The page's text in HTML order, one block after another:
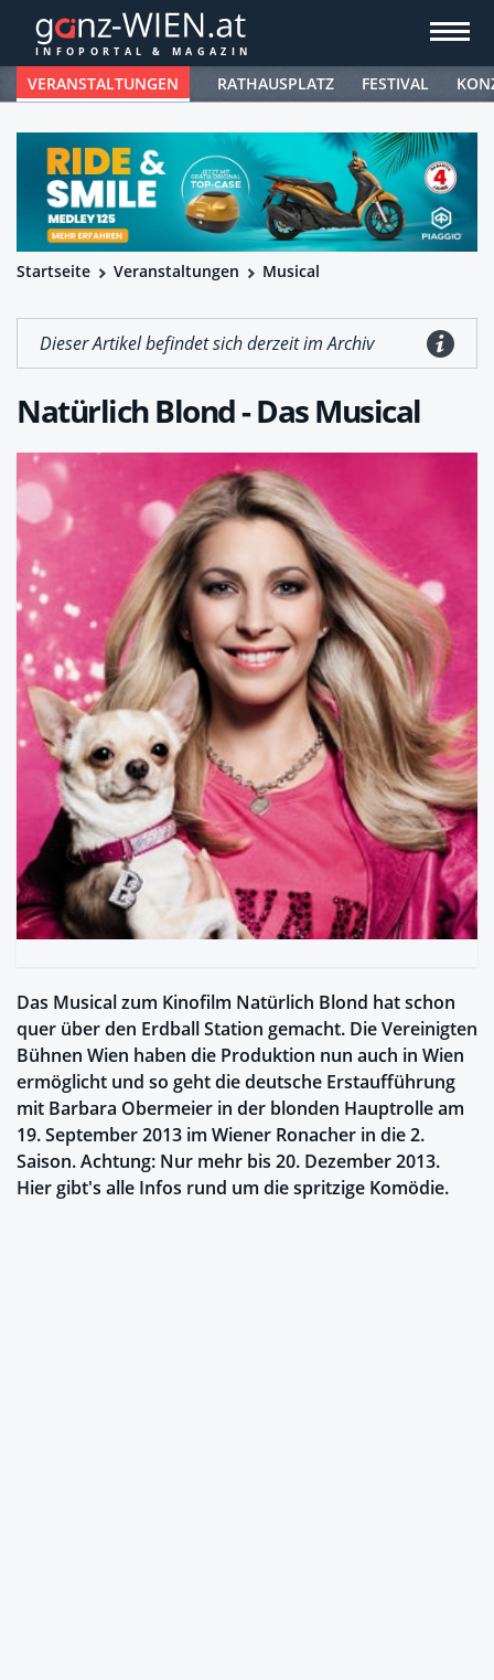
VERANSTALTUNGEN RATHAUSPLATZ FESTIVAL
Startseite Veranstaltungen Musical
Dieser Artikel befindet sich derzeit im Archiv
Natürlich Blond - Das Musical
Das Musical zum Kinofilm Natürlich Blond hat schon
quer über den Erdball Station gemacht. Die Vereinigten
Bühnen Wien haben die Produktion nun auch in Wien
ermöglicht und so geht die deutsche Erstaufführung
mit Barbara Obermeier in der blonden Hauptrolle am
19. September 2013 im Wiener Ronacher in die 2.
Saison. Achtung: Nur mehr bis 20. Dezember 2013.
Hier gibt's alle Infos rund um die spritzige Komödie.